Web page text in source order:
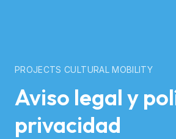
PROJECTS CULTURAL MOBILITY
Aviso legal y
privacidad